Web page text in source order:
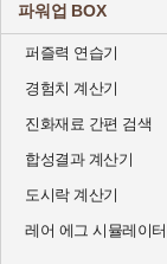
파워업 BOX
퍼즐력 연습기
경험치 계산기
진화재료 간편 검색
합성결과 계산기
도시락 계산기
레어 에그 시뮬레이터